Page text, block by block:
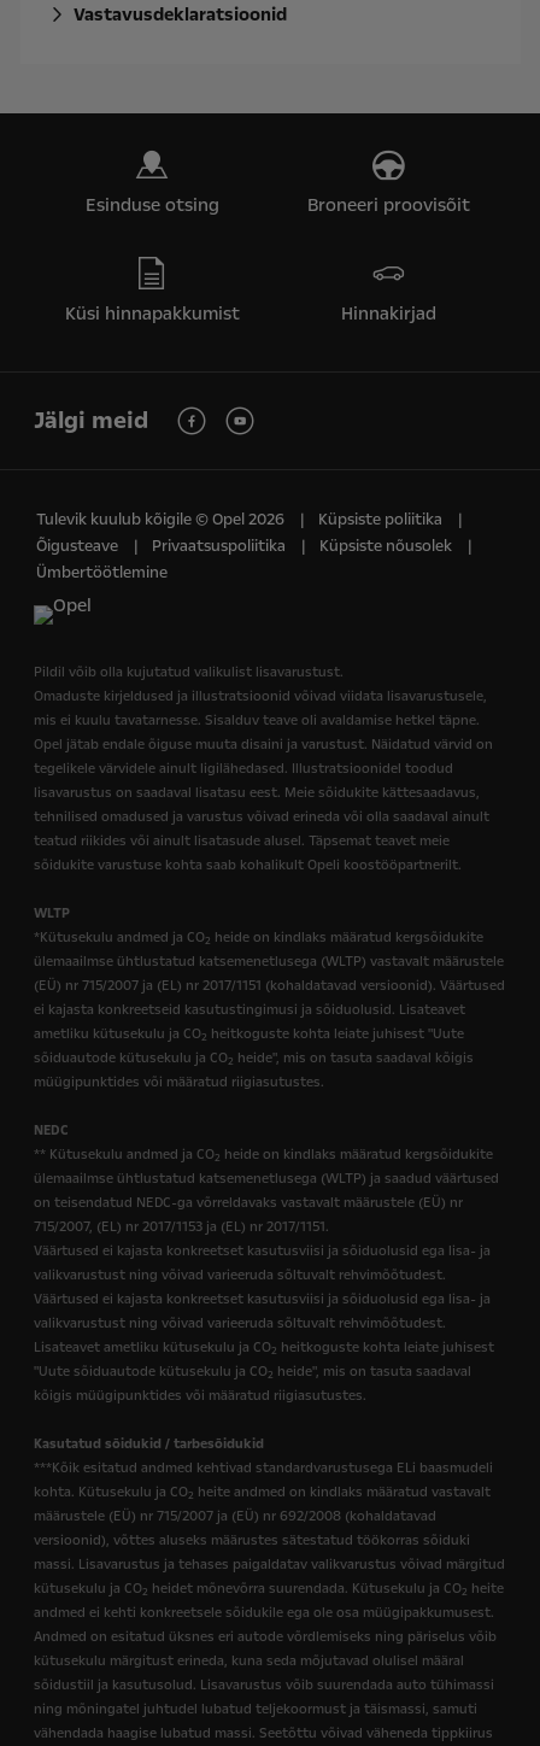
Vastavusdeklaratsioonid
Esinduse otsing Broneeri proovisõit
Küsi hinnapakkumist Hinnakirjad
Jälgi meid
Tulevik kuulub kõigile © Opel 2026
Küpsiste poliitika
Õigusteave
Privaatsuspoliitika
Küpsiste nõusolek
Ümbertöötlemine
Pildil võib olla kujutatud valikulist lisavarustust.
Omaduste kirjeldused ja illustratsioonid võivad viidata lisavarustusele,
mis ei kuulu tavatarnesse. Sisalduv teave oli avaldamise hetkel täpne.
Opel jätab endale õiguse muuta disaini ja varustust. Näidatud värvid on
tegelikele värvidele ainult ligilähedased. Illustratsioonidel toodud
lisavarustus on saadaval lisatasu eest. Meie sõidukite kättesaadavus,
tehnilised omadused ja varustus võivad erineda või olla saadaval ainult
teatud riikides või ainult lisatasude alusel. Täpsemat teavet meie
sõidukite varustuse kohta saab kohalikult Opeli koostööpartnerilt.
WLTP
*Kütusekulu andmed ja CO2 heide on kindlaks määratud kergsõidukite
ülemaailmse ühtlustatud katsemenetlusega (WLTP) vastavalt määrustele
(EÜ) nr 715/2007 ja (EL) nr 2017/1151 (kohaldatavad versioonid). Väärtused
ei kajasta konkreetseid kasutustingimusi ja sõiduolusid. Lisateavet
ametliku kütusekulu ja CO2 heitkoguste kohta leiate juhisest "Uute
sõiduautode kütusekulu ja CO2 heide", mis on tasuta saadaval kõigis
müügipunktides või määratud riigiasutustes.
NEDC
** Kütusekulu andmed ja CO2 heide on kindlaks määratud kergsõidukite
ülemaailmse ühtlustatud katsemenetlusega (WLTP) ja saadud väärtused
on teisendatud NEDC-ga võrreldavaks vastavalt määrustele (EÜ) nr
715/2007, (EL) nr 2017/1153 ja (EL) nr 2017/1151.
Väärtused ei kajasta konkreetset kasutusviisi ja sõiduolusid ega lisa- ja
valikvarustust ning võivad varieeruda sõltuvalt rehvimõõtudest.
Väärtused ei kajasta konkreetset kasutusviisi ja sõiduolusid ega lisa- ja
valikvarustust ning võivad varieeruda sõltuvalt rehvimõõtudest.
Lisateavet ametliku kütusekulu ja CO2 heitkoguste kohta leiate juhisest
"Uute sõiduautode kütusekulu ja CO2 heide", mis on tasuta saadaval
kõigis müügipunktides või määratud riigiasutustes.
Kasutatud sõidukid / tarbesõidukid
***Kõik esitatud andmed kehtivad standardvarustusega ELi baasmudeli
kohta. Kütusekulu ja CO2 heite andmed on kindlaks määratud vastavalt
määrustele (EÜ) nr 715/2007 ja (EÜ) nr 692/2008 (kohaldatavad
versioonid), võttes aluseks määrustes sätestatud töökorras sõiduki
massi. Lisavarustus ja tehases paigaldatav valikvarustus võivad märgitud
kütusekulu ja CO2 heidet mõnevõrra suurendada. Kütusekulu ja CO2 heite
andmed ei kehti konkreetsele sõidukile ega ole osa müügipakkumusest.
Andmed on esitatud üksnes eri autode võrdlemiseks ning päriselus võib
kütusekulu märgitust erineda, kuna seda mõjutavad olulisel määral
sõidustiil ja kasutusolud. Lisavarustus võib suurendada auto tühimassi
ning mõningatel juhtudel lubatud teljekoormust ja täismassi, samuti
vähendada haagise lubatud massi. Seetõttu võivad väheneda tippkiirus